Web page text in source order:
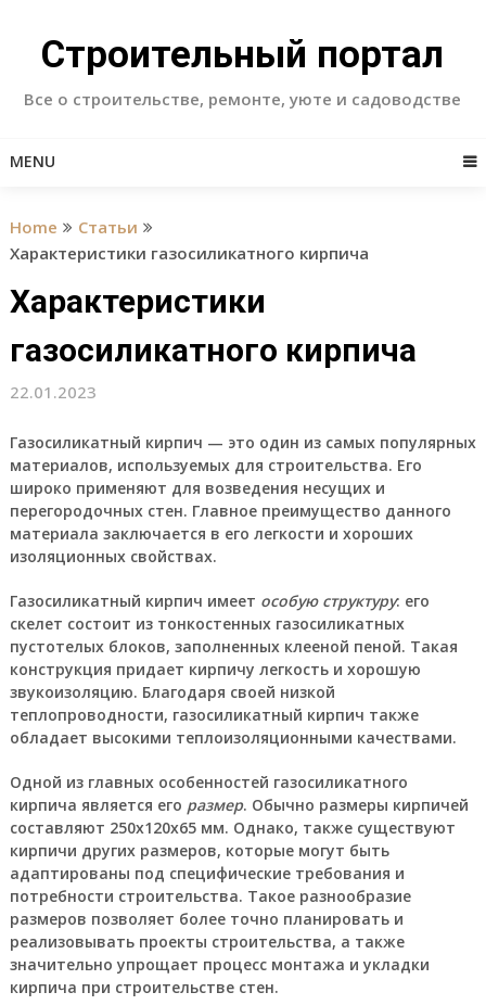
contentСтроительный портал
Все о строительстве, ремонте, уюте и садоводстве
MENU
Home
Статьи
Характеристики газосиликатного кирпича
Характеристики
газосиликатного кирпича
22.01.2023
Газосиликатный кирпич — это один из самых популярных
материалов, используемых для строительства. Его
широко применяют для возведения несущих и
перегородочных стен. Главное преимущество данного
материала заключается в его легкости и хороших
изоляционных свойствах.
Газосиликатный кирпич имеет особую структуру: его
скелет состоит из тонкостенных газосиликатных
пустотелых блоков, заполненных клееной пеной. Такая
конструкция придает кирпичу легкость и хорошую
звукоизоляцию. Благодаря своей низкой
теплопроводности, газосиликатный кирпич также
обладает высокими теплоизоляционными качествами.
Одной из главных особенностей газосиликатного
кирпича является его размер. Обычно размеры кирпичей
составляют 250х120х65 мм. Однако, также существуют
кирпичи других размеров, которые могут быть
адаптированы под специфические требования и
потребности строительства. Такое разнообразие
размеров позволяет более точно планировать и
реализовывать проекты строительства, а также
значительно упрощает процесс монтажа и укладки
кирпича при строительстве стен.